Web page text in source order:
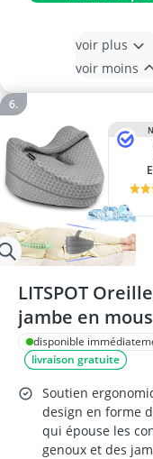
voir plus
voir moins
LITSPOT
jambe en
mémoire de
rafraîchissant,
disponible
livraison gratuite
Soutien
design en forme
qui épouse les
genoux et des